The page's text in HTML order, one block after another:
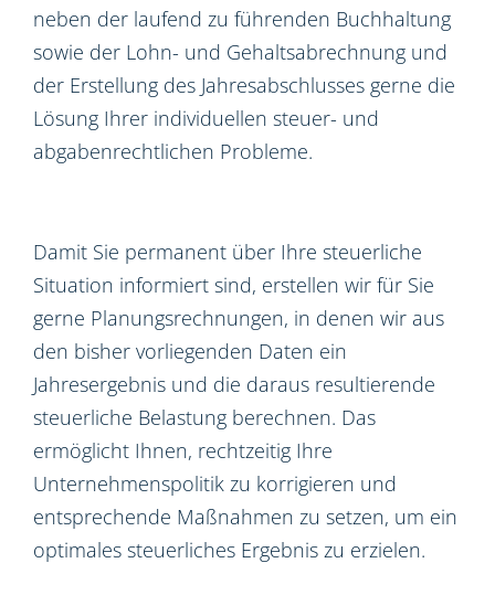
neben der laufend zu führenden Buchhaltung
sowie der Lohn- und Gehaltsabrechnung und
der Erstellung des Jahresabschlusses gerne die
Lösung Ihrer individuellen steuer- und
abgabenrechtlichen Probleme.
Damit Sie permanent über Ihre steuerliche
Situation informiert sind, erstellen wir für Sie
gerne Planungsrechnungen, in denen wir aus
den bisher vorliegenden Daten ein
Jahresergebnis und die daraus resultierende
steuerliche Belastung berechnen. Das
ermöglicht Ihnen, rechtzeitig Ihre
Unternehmenspolitik zu korrigieren und
entsprechende Maßnahmen zu setzen, um ein
optimales steuerliches Ergebnis zu erzielen.